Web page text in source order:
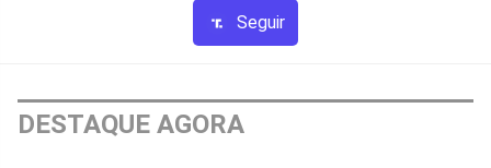
Seguir
DESTAQUE AGORA